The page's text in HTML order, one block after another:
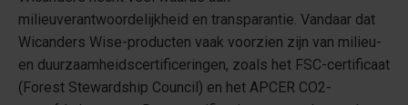
milieuverantwoordelijkheid en transparantie. Vandaar dat
Wicanders Wise-producten vaak voorzien zijn van milieu-
en duurzaamheidscertificeringen, zoals het FSC-certificaat
(Forest Stewardship Council) en het APCER CO2-